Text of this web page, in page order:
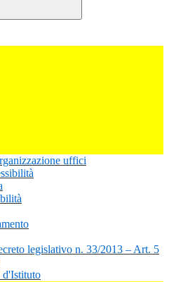
uffici
legislativo n. 33/2013 – Art. 5
d'Istituto